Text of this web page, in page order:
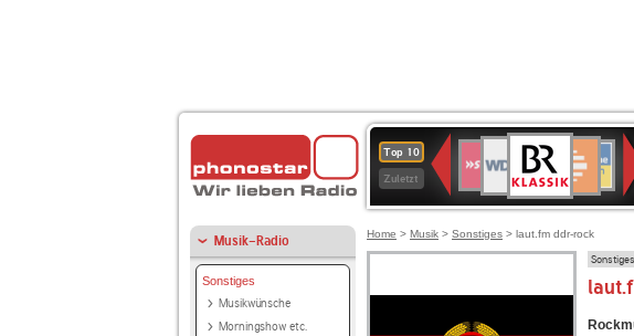
Top 10
Zuletzt
Deutschlandfunk
80er
90er
OLDIE
ANTENNE
4
BR-
KLASSIKKultur
ANTENNE
BAYERN
SWR
Kultur
NDR
2
Musik-Radio
Sonstiges
Musikwünsche
Morningshow etc.
Home > Musik > Sonstiges > laut.fm ddr-rock
Sonstiges